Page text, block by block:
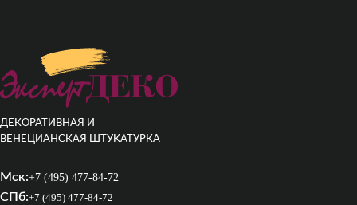
ДЕКОРАТИВНАЯ И
ВЕНЕЦИАНСКАЯ ШТУКАТУРКА
Мск:+7 (495) 477-84-72
СПб:+7 (495) 477-84-72